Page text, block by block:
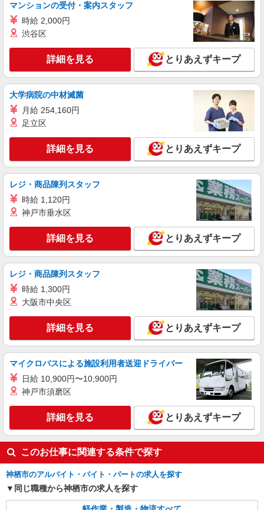
マンションの受付・案内スタッフ
時給 2,000円
渋谷区
詳細を見る とりあえずキープ
大学病院の中材滅菌
月給 254,160円
足立区
詳細を見る とりあえずキープ
レジ・商品陳列スタッフ
時給 1,120円
神戸市垂水区
詳細を見る とりあえずキープ
レジ・商品陳列スタッフ
時給 1,300円
大阪市中央区
詳細を見る とりあえずキープ
マイクロバスによる施設利用者送迎ドライバー
日給 10,900円〜10,900円
神戸市須磨区
詳細を見る とりあえずキープ
このお仕事に関連する条件で探す
神栖市のアルバイト・バイト・パートの求人を探す
同じ職種から神栖市の求人を探す